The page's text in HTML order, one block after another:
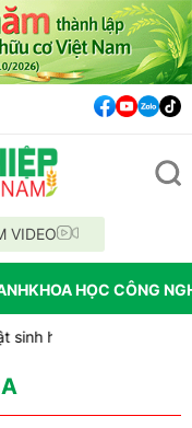
VIDEO
KHOA HỌC CÔNG
học vào hoạt động
lượng